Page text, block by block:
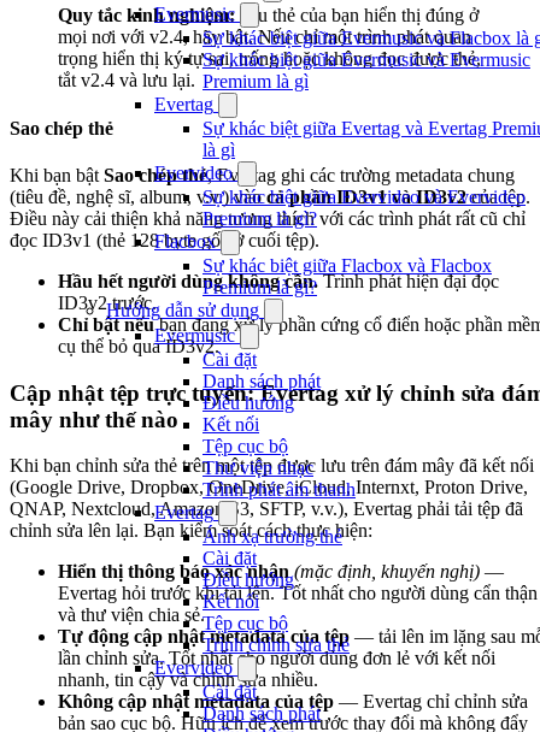
Evermusic
Sự khác biệt giữa Evermusic và Flacbox là
Sự khác biệt giữa Evermusic và Evermusic
Premium là gì
Evertag
Sự khác biệt giữa Evertag và Evertag
là gì
Evervideo
Sự khác biệt giữa Evervideo và Evervideo
Premium là gì?
Flacbox
Sự khác biệt giữa Flacbox và Flacbox
Premium là gì?
Hướng dẫn sử dụng
Evermusic
Cài đặt
Danh sách phát
Điều hướng
Kết nối
Tệp cục bộ
Thư viện nhạc
Trình phát âm thanh
Evertag
Ánh xạ trường thẻ
Cài đặt
Điều hướng
Kết nối
Tệp cục bộ
Trình chỉnh sửa thẻ
Evervideo
Cài đặt
Danh sách phát
Quy tắc kinh nghiệm: nếu thẻ của bạn hiển thị đúng ở
mọi nơi với v2.4, hãy bật. Nếu chỉ một trình phát quan
trọng hiển thị ký tự sai, trống hoặc không đọc được thẻ,
tắt v2.4 và lưu lại.
Sao chép thẻ
Khi bạn bật Sao chép thẻ, Evertag ghi các trường metadata chung
(tiêu đề, nghệ sĩ, album, v.v.) vàocả phần ID3v1 và ID3v2của tệp.
Điều này cải thiện khả năng tương thích với các trình phát rất cũ chỉ
đọc ID3v1 (thẻ 128 byte gốc ở cuối tệp).
Hầu hết người dùng không cần.Trình phát hiện đại đọc
ID3v2 trước.
Chỉ bật nếubạn đang xử lý phần cứng cổ điển hoặc phần
cụ thể bỏ qua ID3v2.
Cập nhật tệp trực tuyến: Evertag xử lý chỉnh sửa
mây như thế nào
Khi bạn chỉnh sửa thẻ trên một tệp được lưu trên đám mây đã kết nối
(Google Drive, Dropbox, OneDrive, iCloud, Internxt, Proton Drive,
QNAP, Nextcloud, Amazon S3, SFTP, v.v.), Evertag phải tải tệp đã
chỉnh sửa lên lại. Bạn kiểm soát cách thực hiện:
Hiển thị thông báo xác nhận (mặc định, khuyến nghị) —
Evertag hỏi trước khi tải lên. Tốt nhất cho người dùng cẩn thận
và thư viện chia sẻ.
Tự động cập nhật metadata của tệp — tải lên im lặng sau
lần chỉnh sửa. Tốt nhất cho người dùng đơn lẻ với kết nối
nhanh, tin cậy và chỉnh sửa nhiều.
Không cập nhật metadata của tệp — Evertag chỉ chỉnh sửa
bản sao cục bộ. Hữu ích để xem trước thay đổi mà không đẩy